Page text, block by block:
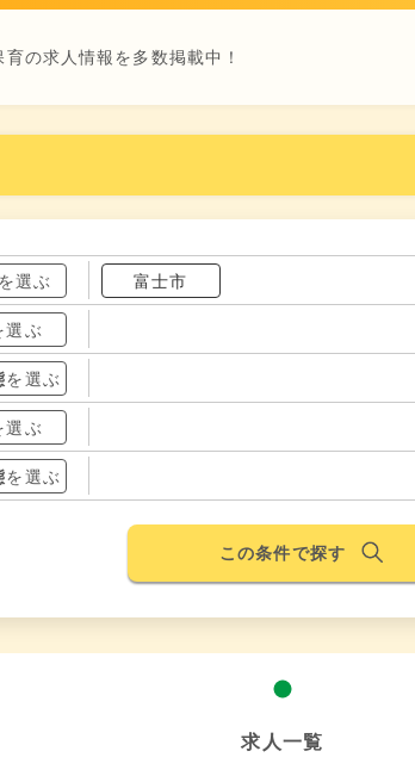
の求人情報を多数掲載中！
選ぶ 富士市
選ぶ
を選ぶ
選ぶ
を選ぶ
この条件で探す
求人一覧